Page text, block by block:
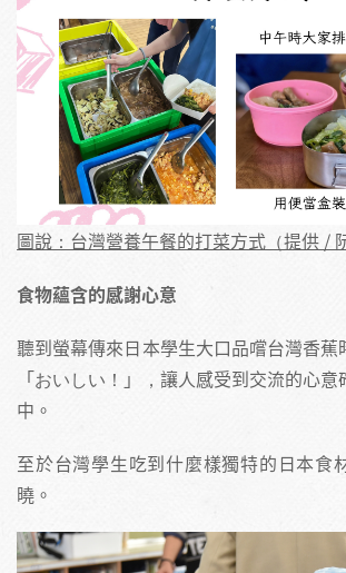
圖說：台灣營養午餐的打菜方式（提供 /
食物蘊含的感謝心意
聽到螢幕傳來日本學生大口品嚐台灣香蕉
「おいしい！」，讓人感受到交流的心
中。
至於台灣學生吃到什麼樣獨特的日本食
曉。